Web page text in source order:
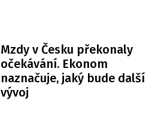
Mzdy v Česku překonaly
očekávání. Ekonom
naznačuje, jaký bude další
vývoj